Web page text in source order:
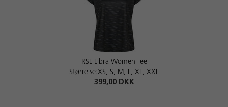
RSL Libra Women Tee
Størrelse:XS, S, M, L, XL, XXL
399,00 DKK